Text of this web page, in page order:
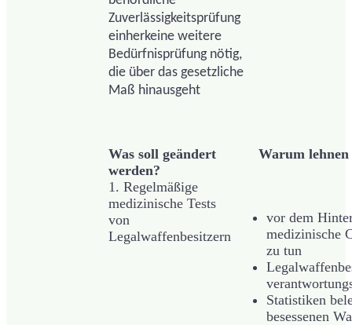
Zuverlässigkeitsprüfung
einherkeine weitere
Bedürfnisprüfung nötig,
die über das gesetzliche
Maß hinausgeht
Was soll geändert
werden?
Warum lehnen
1. Regelmäßige
medizinische Tests
von
Legalwaffenbesitzern
vor dem
medizinische
zu tun
Statistiken
besessenen